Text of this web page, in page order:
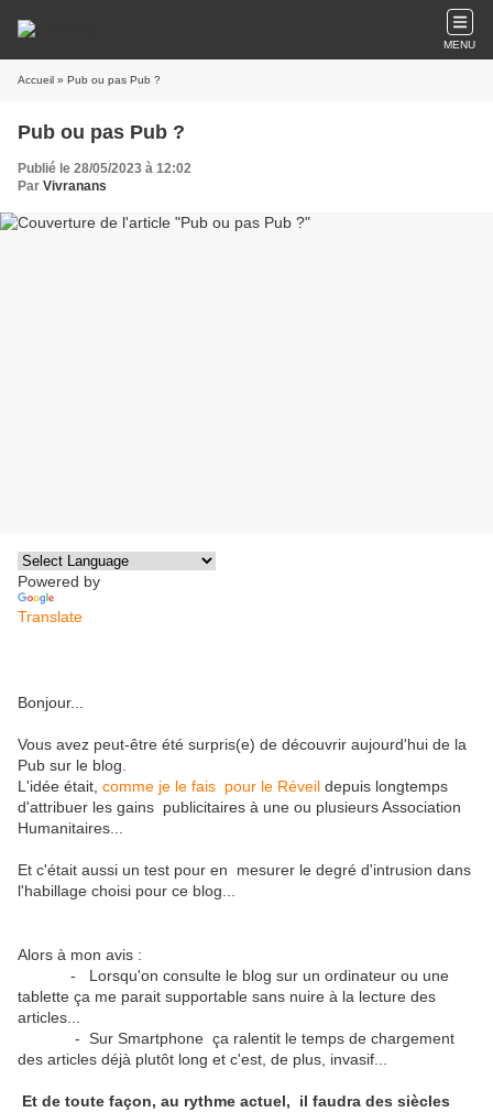
MENU
Accueil » Pub ou pas Pub ?
Pub ou pas Pub ?
Publié le 28/05/2023 à 12:02
Par Vivranans
Powered by
Translate
Bonjour...
Vous avez peut-être été surpris(e) de découvrir aujourd'hui de la
Pub sur le blog.
L'idée était, comme je le fais pour le Réveil depuis longtemps
d'attribuer les gains publicitaires à une ou plusieurs Association
Humanitaires...
Et c'était aussi un test pour en mesurer le degré d'intrusion dans
l'habillage choisi pour ce blog...
Alors à mon avis :
- Lorsqu'on consulte le blog sur un ordinateur ou une
tablette ça me parait supportable sans nuire à la lecture des
articles...
- Sur Smartphone ça ralentit le temps de chargement
des articles déjà plutôt long et c'est, de plus, invasif...
Et de toute façon, au rythme actuel, il faudra des siècles